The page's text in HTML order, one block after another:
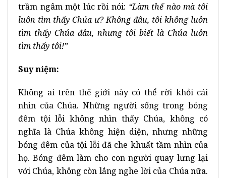
trầm ngâm một lúc rồi nói: “Làm thế nào mà tôi
luôn tìm thấy Chúa ư? Không đâu, tôi không luôn
tìm thấy Chúa đâu, nhưng tôi biết là Chúa luôn
tìm thấy tôi!”
Suy niệm:
Không ai trên thế giới này có thể rời khỏi cái
nhìn của Chúa. Những người sống trong bóng
đêm tội lỗi không nhìn thấy Chúa, không có
nghĩa là Chúa không hiện diện, nhưng những
bóng đêm của tội lỗi đã che khuất tầm nhìn của
họ. Bóng đêm làm cho con người quay lưng lại
với Chúa, không còn lắng nghe lời của Chúa nữa.